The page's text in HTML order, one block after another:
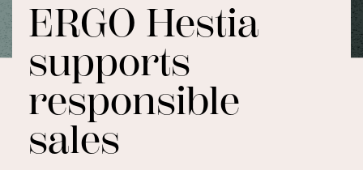
ERGO Hestia
supports
responsible
sales